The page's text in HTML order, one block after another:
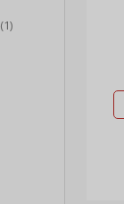
(1)